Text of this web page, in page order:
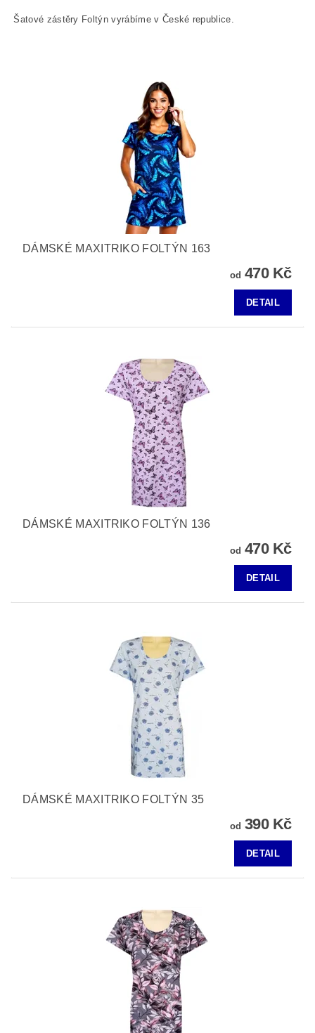
Šatové zástěry Foltýn vyrábíme v České republice.
DÁMSKÉ MAXITRIKO FOLTÝN 163
od 470 Kč
DETAIL
DÁMSKÉ MAXITRIKO FOLTÝN 136
od 470 Kč
DETAIL
DÁMSKÉ MAXITRIKO FOLTÝN 35
od 390 Kč
DETAIL